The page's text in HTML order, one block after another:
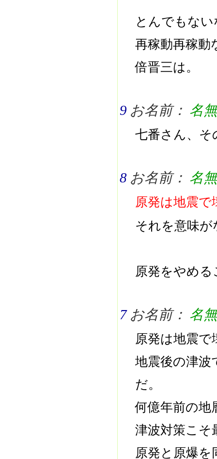
とんでもな
再稼動再稼動
倍晋三は。
9 お名前： 名
七番さん、そ
8 お名前： 名
原発は地震で
それを意味
原発をやめ
7 お名前： 名
原発は地震
地震後の津波
だ。
何億年前の地
津波対策こそ
原発と原爆